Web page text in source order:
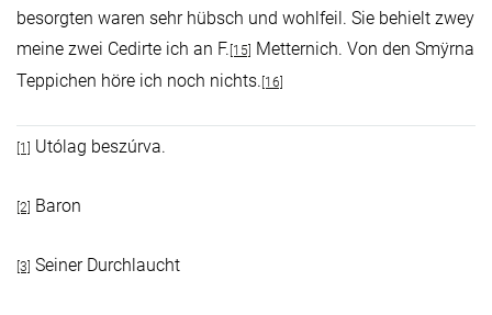
besorgten waren sehr hübsch und wohlfeil. Sie behielt zwey
meine zwei Cedirte ich an F. [15] Metternich. Von den Smӱrna
Teppichen höre ich noch nichts. [16]
[1] Utólag beszúrva.
[2] Baron
[3] Seiner Durchlaucht